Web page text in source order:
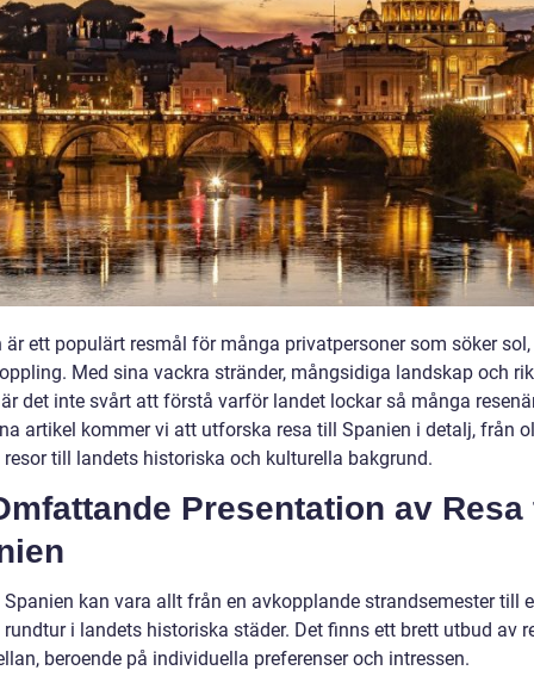
är ett populärt resmål för många privatpersoner som söker
Med sina vackra stränder, mångsidiga landskap och
det inte svårt att förstå varför landet lockar så många
artikel kommer vi att utforska resa till Spanien i detalj, från
resor till landets historiska och kulturella bakgrund.
Presentation av
Spanien kan vara allt från en avkopplande strandsemester till
i landets historiska städer. Det finns ett brett utbud av
beroende på individuella preferenser och intressen.